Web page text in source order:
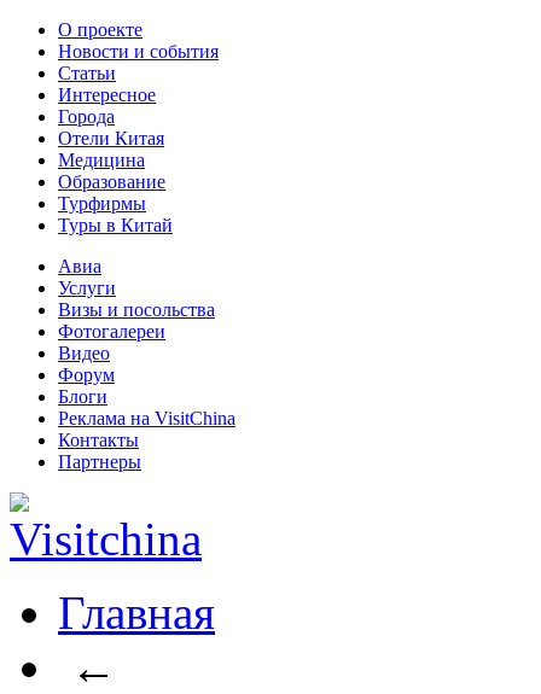
О проекте
Новости и события
Статьи
Интересное
Города
Отели Китая
Медицина
Образование
Турфирмы
Туры в Китай
Авиа
Услуги
Визы и посольства
Фотогалереи
Видео
Форум
Блоги
Реклама на VisitChina
Контакты
Партнеры
Главная
←